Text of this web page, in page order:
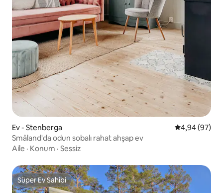
Ev - Stenberga 5 üzerinden
4,94 (97)
Småland'da odun sobalı rahat ahşap ev
Aile · Konum · Sessiz
Süper Ev Sahibi
Süper Ev Sahibi